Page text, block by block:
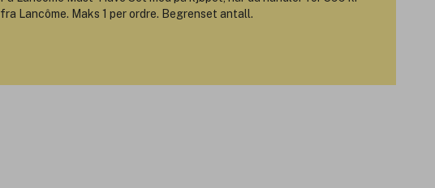
fra Lancôme. Maks 1 per ordre. Begrenset antall.